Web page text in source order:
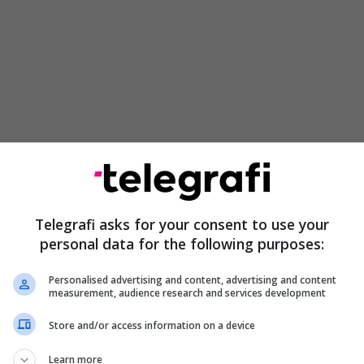
kur Tokugawa Ieyasu u bë shogun dhe vendosi
qytetin Edo (Tokion e sotme). Shoguni ishte ai që
ushtarak, megjithëse emërohej ende nga
perandori dhe oborri i tij mbanin gjithë prestigjin,
mbante pushtetin dhe sundonte vendin. Titulli i
trashëgues dhe, gjatë periudhës Edo,
Tokugawa. Shoguni sundonte me ndihmën e
sibakufu
Telegrafi asks for your consent to use your
personal data for the following purposes:
Personalised advertising and content, advertising and content
measurement, audience research and services development
Store and/or access information on a device
Learn more